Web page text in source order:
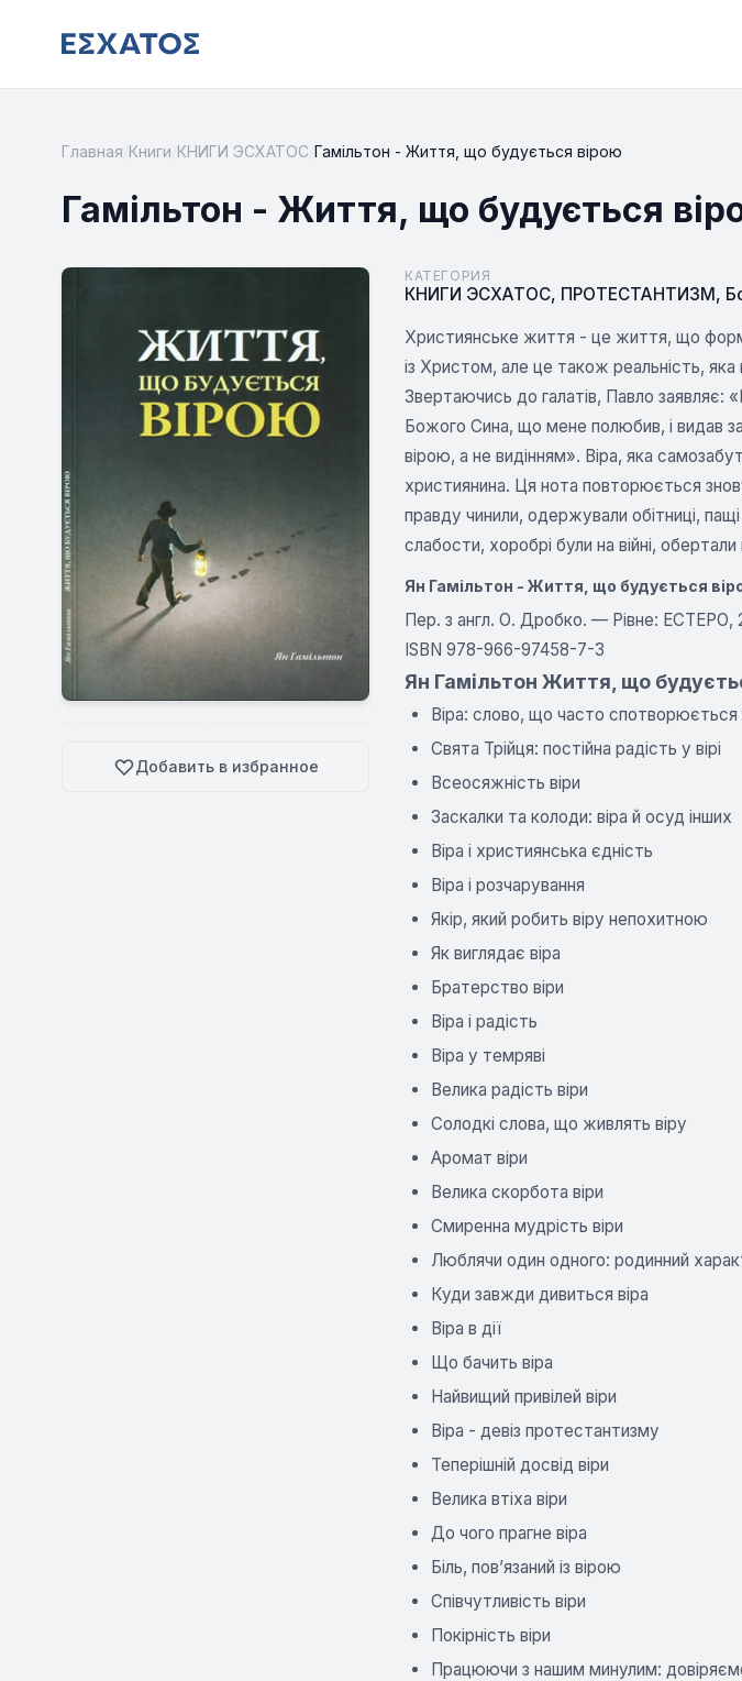
Главная Книги КНИГИ ЭСХАТОС Гамільтон - Життя, що будується вірою
Гамільтон - Життя, що будується
Добавить в избранное
КАТЕГОРИЯ
КНИГИ ЭСХАТОС, ПРОТЕСТАНТИЗМ,
Християнське життя - це життя, що
із Христом, але це також реальність,
Звертаючись до галатів, Павло
Божого Сина, що мене полюбив, і видав
вірою, а не видінням». Віра, яка
християнина. Ця нота повторюється
правду чинили, одержували обітниці,
слабости, хоробрі були на війні,
Ян Гамільтон - Життя, що будується
Пер. з англ. О. Дробко. — Рівне: ЕСТЕРО,
ISBN 978-966-97458-7-3
Ян Гамільтон Життя, що
Віра: слово, що часто спотворюється
Свята Трійця: постійна радість у вірі
Всеосяжність віри
Заскалки та колоди: віра й осуд інших
Віра і християнська єдність
Віра і розчарування
Якір, який робить віру непохитною
Як виглядає віра
Братерство віри
Віра і радість
Віра у темряві
Велика радість віри
Солодкі слова, що живлять віру
Аромат віри
Велика скорбота віри
Смиренна мудрість віри
Люблячи один одного: родинний
Куди завжди дивиться віра
Віра в дії
Що бачить віра
Найвищий привілей віри
Віра - девіз протестантизму
Теперішній досвід віри
Велика втіха віри
До чого прагне віра
Біль, пов’язаний із вірою
Співчутливість віри
Покірність віри
Працюючи з нашим минулим: